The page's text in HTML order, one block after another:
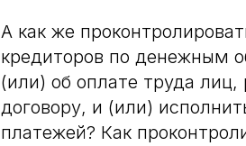
А как же
кредиторов по денежным
(или) об оплате труда
договору, и (или)
платежей? Как